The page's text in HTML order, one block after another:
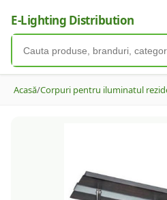
E-Lighting Distribution
Acasă/Corpuri pentru iluminatul